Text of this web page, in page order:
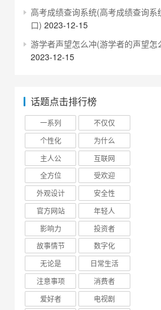
高考成绩查询系统(高考成绩查询系
口) 2023-12-15
游学者声望怎么冲(游学者的声望怎
2023-12-15
话题点击排行榜
一系列
不仅仅
个性化
为什么
主人公
互联网
全方位
受欢迎
外观设计
安全性
官方网站
年轻人
影响力
投资者
故事情节
数字化
无论是
日常生活
注意事项
消费者
爱好者
电视剧